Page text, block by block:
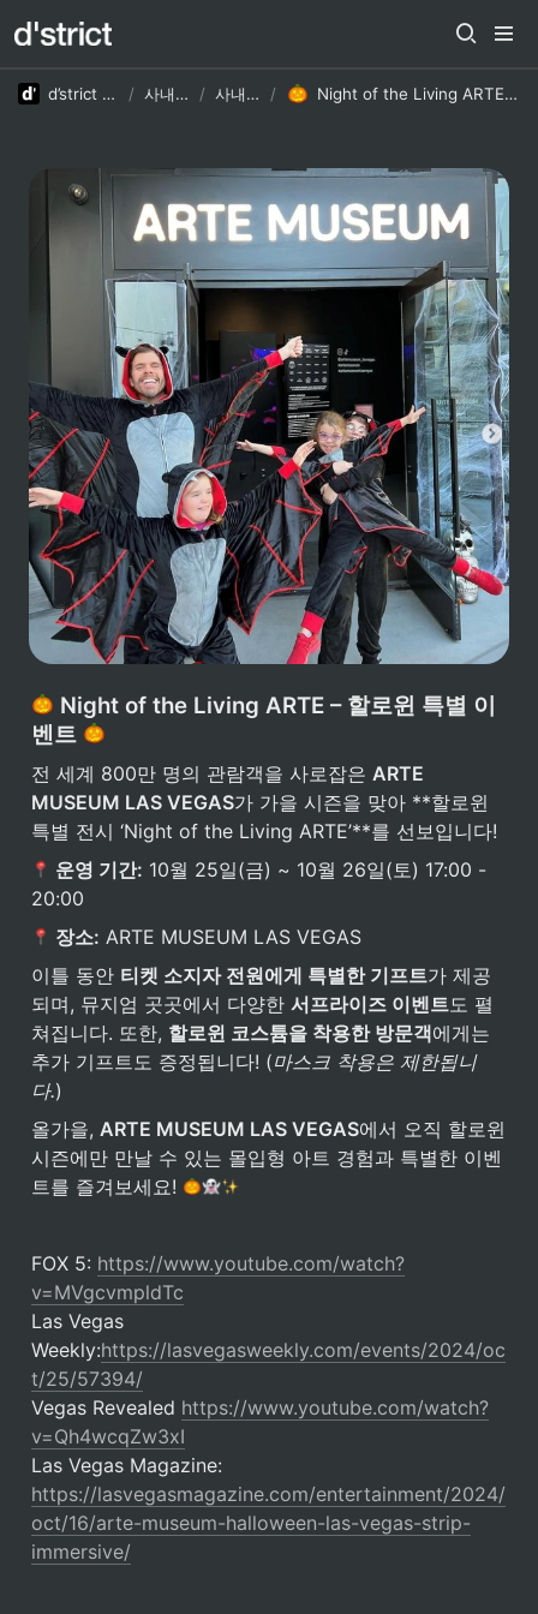
d’strict Career / 사내소식 / 사내소식 / Night of the Living ARTE – 할로윈 특별 이벤트
Night of the Living ARTE – 할로윈 특별 이
벤트
전 세계 800만 명의 관람객을 사로잡은 ARTE
MUSEUM LAS VEGAS가 가을 시즌을 맞아 **할로윈
특별 전시 ‘Night of the Living ARTE’**를 선보입니다!
운영 기간: 10월 25일(금) ~ 10월 26일(토) 17:00 -
20:00
장소: ARTE MUSEUM LAS VEGAS
이틀 동안 티켓 소지자 전원에게 특별한 기프트가 제공
되며, 뮤지엄 곳곳에서 다양한 서프라이즈 이벤트도 펼
쳐집니다. 또한, 할로윈 코스튬을 착용한 방문객에게는
추가 기프트도 증정됩니다! (마스크 착용은 제한됩니
다.)
올가을, ARTE MUSEUM LAS VEGAS에서 오직 할로윈
시즌에만 만날 수 있는 몰입형 아트 경험과 특별한 이벤
트를 즐겨보세요!
FOX 5: https://www.youtube.com/watch?
v=MVgcvmpldTc
Las Vegas
Weekly:https://lasvegasweekly.com/events/2024/oc
t/25/57394/
Vegas Revealed https://www.youtube.com/watch?
v=Qh4wcqZw3xI
https://lasvegasmagazine.com/entertainment/2024/
oct/16/arte-museum-halloween-las-vegas-strip-
immersive/